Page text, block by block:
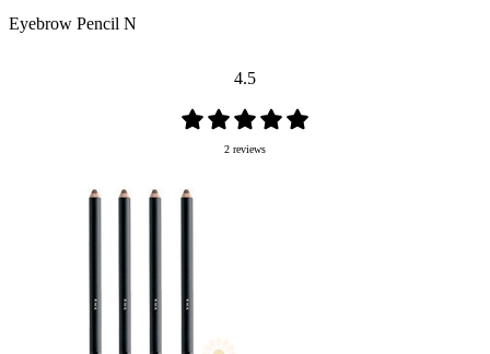
Eyebrow Pencil N
4.5
2 reviews